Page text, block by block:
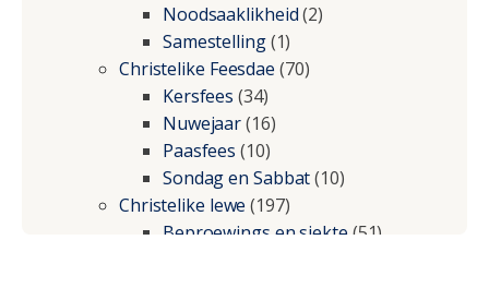
Noodsaaklikheid(2)
Samestelling(1)
Christelike Feesdae (70)
Kersfees (34)
Nuwejaar(16)
Paasfees (10)
Sondag en Sabbat(10)
Christelike lewe (197)
Beproewings en siekte(51)